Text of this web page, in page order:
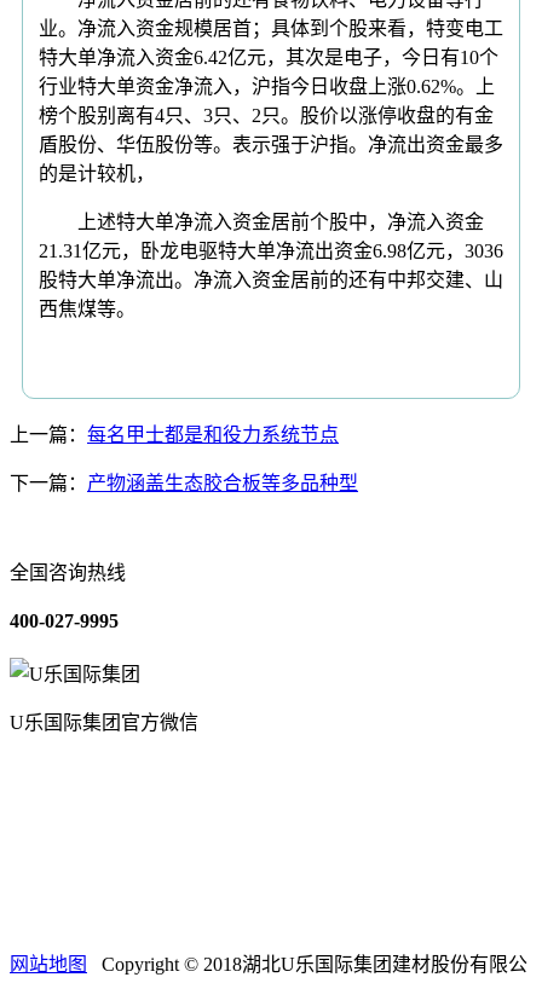
业。净流入资金规模居首；具体到个股来看，特变电工
特大单净流入资金6.42亿元，其次是电子，今日有10个
行业特大单资金净流入，沪指今日收盘上涨0.62%。上
榜个股别离有4只、3只、2只。股价以涨停收盘的有金
盾股份、华伍股份等。表示强于沪指。净流出资金最多
的是计较机，
上述特大单净流入资金居前个股中，净流入资金
21.31亿元，卧龙电驱特大单净流出资金6.98亿元，3036
股特大单净流出。净流入资金居前的还有中邦交建、山
西焦煤等。
上一篇： 每名甲士都是和役力系统节点
下一篇： 产物涵盖生态胶合板等多品种型
全国咨询热线
400-027-9995
U乐国际集团官方微信
网站地图 Copyright © 2018湖北U乐国际集团建材股份有限公